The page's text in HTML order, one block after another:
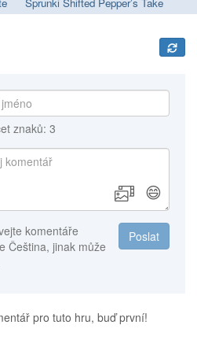
Sprunki Shifted Pepper’s Take
znaků: 3
😄
Poslat
komentáře
Čeština, jinak může
pro tuto hru, buď první!